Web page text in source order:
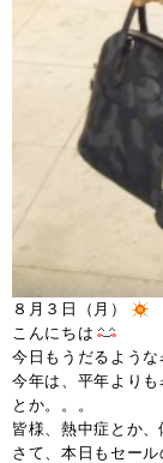
８月３日（月）
こんにちは
今日もうだるよう
今年は、平年より
とか。。。
皆様、熱中症とか
さて、本日もセー